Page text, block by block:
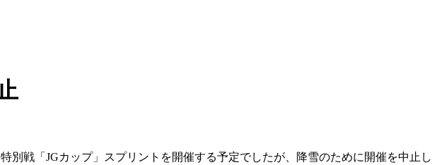
戦「JGカップ」スプリントを開催する予定でしたが、降雪のために開催を中止し